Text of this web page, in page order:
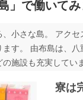
」で働いて
小さな島。 アク
す。 由布島は、
施設も充実して
イレ、シャワール
寮は